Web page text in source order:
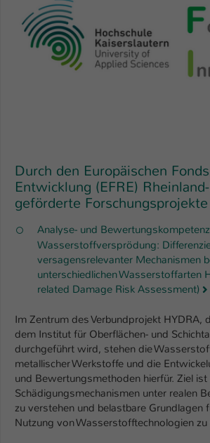
Durch den Europäischen
Entwicklung (EFRE)
geförderte Forschungsprojekte
Analyse- und
Wasserstoffversprödung:
versagensrelevanter Mechanismen
unterschiedlichen Wasserstoffarten
related Damage Risk Assessment)
Im Zentrum des Verbundprojekt HYDRA,
dem Institut für Oberflächen- und
durchgeführt wird, stehen die
metallischer Werkstoffe und die
und Bewertungsmethoden hierfür. Ziel ist
Schädigungsmechanismen unter realen
zu verstehen und belastbare Grundlagen
Nutzung von Wasserstofftechnologien zu